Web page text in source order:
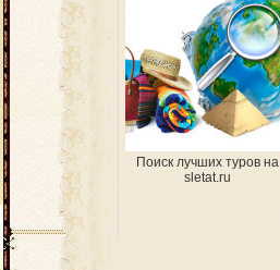
Поиск лучших туров на
sletat.ru